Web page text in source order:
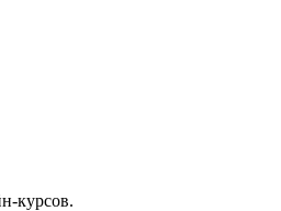
курсов.